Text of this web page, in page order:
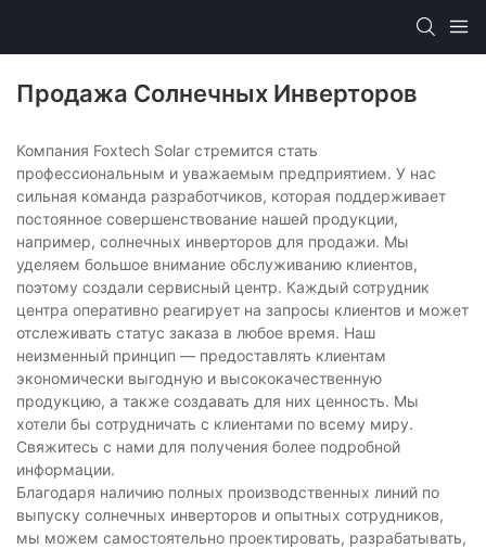
Продажа Солнечных Инверторов
Компания Foxtech Solar стремится стать
профессиональным и уважаемым предприятием. У нас
сильная команда разработчиков, которая поддерживает
постоянное совершенствование нашей продукции,
например, солнечных инверторов для продажи. Мы
уделяем большое внимание обслуживанию клиентов,
поэтому создали сервисный центр. Каждый сотрудник
центра оперативно реагирует на запросы клиентов и может
отслеживать статус заказа в любое время. Наш
неизменный принцип — предоставлять клиентам
экономически выгодную и высококачественную
продукцию, а также создавать для них ценность. Мы
хотели бы сотрудничать с клиентами по всему миру.
Свяжитесь с нами для получения более подробной
информации.
Благодаря наличию полных производственных линий по
выпуску солнечных инверторов и опытных сотрудников,
мы можем самостоятельно проектировать, разрабатывать,